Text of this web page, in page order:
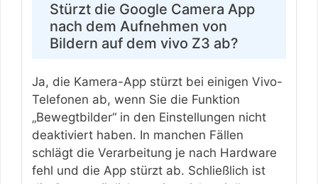
Stürzt die Google Camera App
nach dem Aufnehmen von
Bildern auf dem vivo Z3 ab?
Ja, die Kamera-App stürzt bei einigen Vivo-
Telefonen ab, wenn Sie die Funktion
„Bewegtbilder“ in den Einstellungen nicht
deaktiviert haben. In manchen Fällen
schlägt die Verarbeitung je nach Hardware
fehl und die App stürzt ab. Schließlich ist